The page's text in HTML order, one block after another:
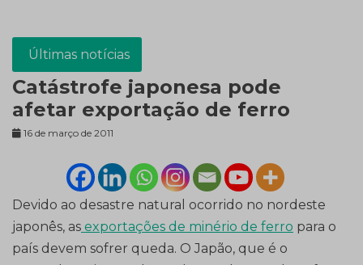
Últimas notícias
Catástrofe japonesa pode
afetar exportação de ferro
16 de março de 2011
Devido ao desastre natural ocorrido no nordeste
japonês, as exportações de minério de ferro para o
país devem sofrer queda. O Japão, que é o